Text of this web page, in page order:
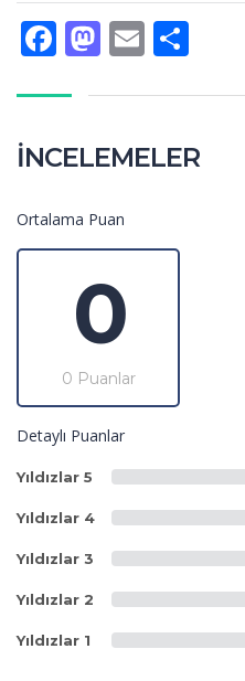
Facebook
Mastodon
Email
İNCELEMELER
Ortalama Puan
0
0 Puanlar
Detaylı Puanlar
Yıldızlar 5
Yıldızlar 4
Yıldızlar 3
Yıldızlar 2
Yıldızlar 1